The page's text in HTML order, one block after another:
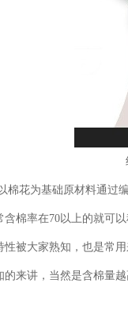
棉花为基础原材料通过
棉率在70以上的就可
性被大家熟知，也是常
的来讲，当然是含棉量